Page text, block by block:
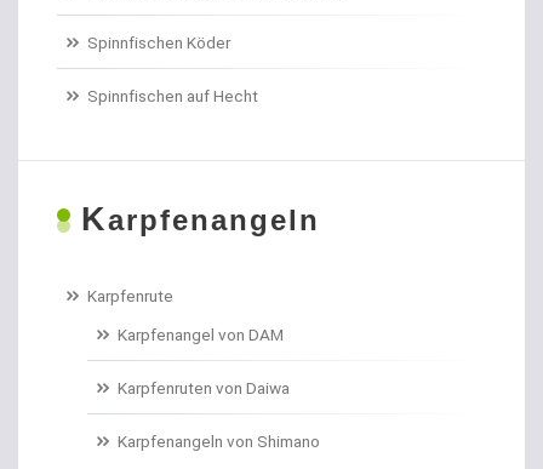
Blinker
Bodentaster
Boilies
Brandungs- / Weitwurfrollen
Spinnfischen Köder
Spinnfischen auf Hecht
Karpfenangeln
Karpfenrute
Karpfenangel von DAM
Karpfenruten von Daiwa
Karpfenangeln von Shimano